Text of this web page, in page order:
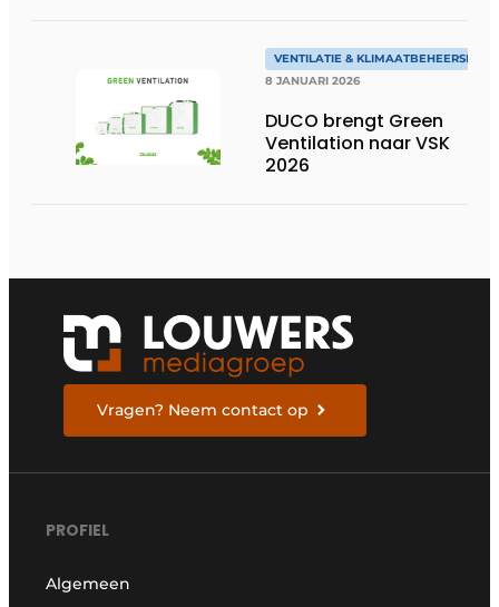
VENTILATIE & KLIMAATBEHEERSING
8 JANUARI 2026
DUCO brengt Green
Ventilation naar VSK
2026
Vragen? Neem contact op
PROFIEL
Algemeen